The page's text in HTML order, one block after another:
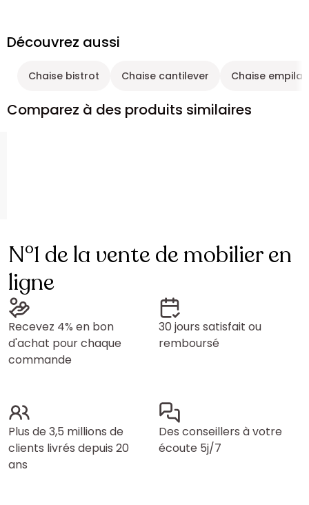
Découvrez aussi
Chaise bistrot Chaise cantilever Chaise
Comparez à des produits similaires
N°1 de la vente de mobilier en
ligne
Recevez 4% en bon
d'achat pour chaque
commande
30 jours satisfait ou
remboursé
Plus de 3,5 millions de
clients livrés depuis 20
ans
Des conseillers à votre
écoute 5j/7